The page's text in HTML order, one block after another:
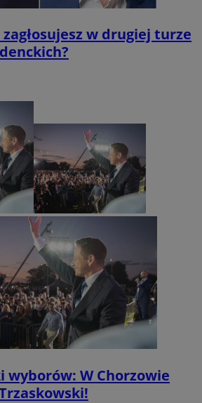
w drugiej turze
wyborów: W Chorzowie